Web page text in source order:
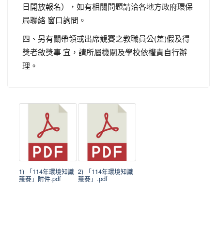
日開放報名），如有相關問題請洽各地方政府環保
局聯絡 窗口詢問。
四、另有關帶領或出席競賽之教職員公(差)假及得
獎者敘獎事 宜，請所屬機關及學校依權責自行辦
理。
1) 「114年環境知識
競賽」附件.pdf
2) 「114年環境知識
競賽」.pdf